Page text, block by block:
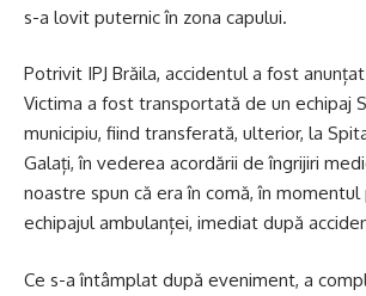
s-a lovit puternic în zona capului.
Potrivit IPJ Brăila, accidentul a fost anunțat
Victima a fost transportată de un echipaj
municipiu, fiind transferată, ulterior, la
Galați, în vederea acordării de îngrijiri
noastre spun că era în comă, în
echipajul ambulanței, imediat după
Ce s-a întâmplat după eveniment, a